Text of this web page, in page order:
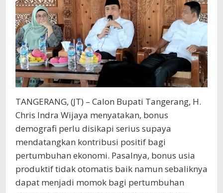
TANGERANG, (JT) – Calon Bupati Tangerang, H.
Chris Indra Wijaya menyatakan, bonus
demografi perlu disikapi serius supaya
mendatangkan kontribusi positif bagi
pertumbuhan ekonomi. Pasalnya, bonus usia
produktif tidak otomatis baik namun sebaliknya
dapat menjadi momok bagi pertumbuhan